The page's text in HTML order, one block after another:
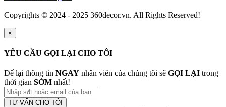
Copyrights © 2024 - 2025 360decor.vn. All Rights Reserved!
×
YÊU CẦU GỌI LẠI CHO TÔI
Để lại thông tin NGAY nhân viên của chúng tôi sẽ GỌI LẠI trong
thời gian SỚM nhất!
TƯ VẤN CHO TÔI